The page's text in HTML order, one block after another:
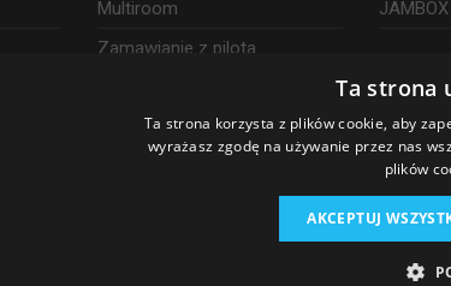
Multiroom
Zamawianie z pilota
Ta strona
Ta strona korzysta z plików cookie, aby
wyrażasz zgodę na używanie przez nas
plików
AKCEPTUJ